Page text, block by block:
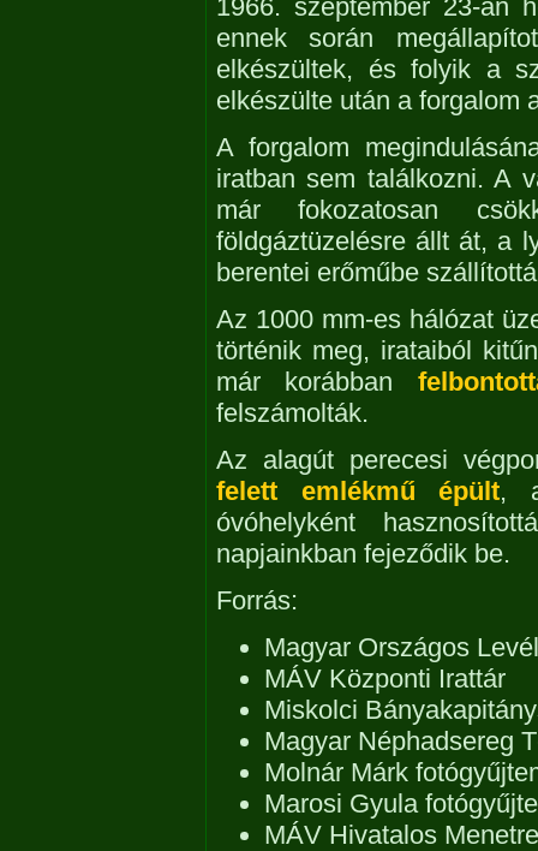
1966. szeptember 23-án
ennek során
elkészültek, és folyik a
elkészülte után a forgalom
A forgalom
iratban sem találkozni. A
már fokozatosan
földgáztüzelésre állt át, a
berentei erőműbe
Az 1000 mm-es hálózat
történik meg, irataiból
már korábban
felszámolták.
Az alagút perecesi
felett emlékmű épült,
óvóhelyként
napjainkban fejeződik be.
Forrás:
Magyar Országos
MÁV Központi Irattár
Miskolci
Magyar Néphadsereg
Molnár Márk
Marosi Gyula
MÁV Hivatalos